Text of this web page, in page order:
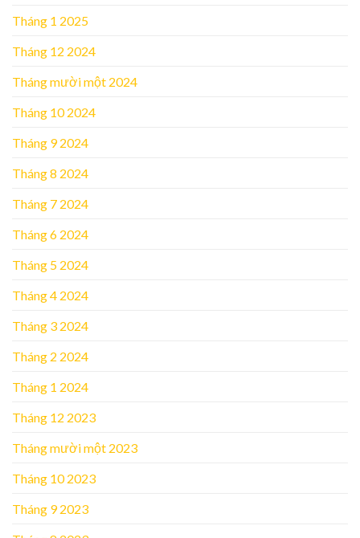
Tháng 1 2025
Tháng 12 2024
Tháng mười một 2024
Tháng 10 2024
Tháng 9 2024
Tháng 8 2024
Tháng 7 2024
Tháng 6 2024
Tháng 5 2024
Tháng 4 2024
Tháng 3 2024
Tháng 2 2024
Tháng 1 2024
Tháng 12 2023
Tháng mười một 2023
Tháng 10 2023
Tháng 9 2023